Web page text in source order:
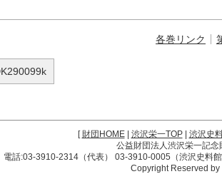
各巻リンク
[財団HOME| 渋沢栄一TOP| 渋沢史
公益財団法人渋沢栄一記
電話:03-3910-2314（代表） 03-3910-0005（渋沢史料
Copyright Reserved